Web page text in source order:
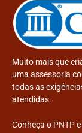
Muito mais que
uma assessoria
todas as
atendidas.
Conheça o PNTP